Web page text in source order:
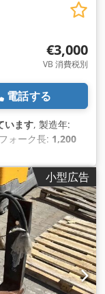
€3,000
VB 消費税別
電話する
います, 製造年:
ォーク長: 1,200
小型広告